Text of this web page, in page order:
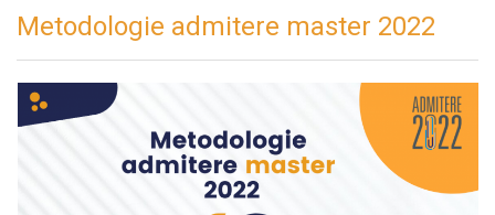
Metodologie admitere master 2022